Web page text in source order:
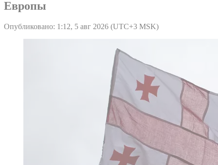
Европы
Опубликовано: 1:12, 5 авг 2026 (UTC+3 MSK)